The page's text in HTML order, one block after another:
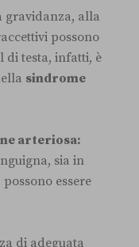
gravidanza, alla
possono
di testa, infatti, è
sindrome
arteriosa:
sia in
essere
di adeguata